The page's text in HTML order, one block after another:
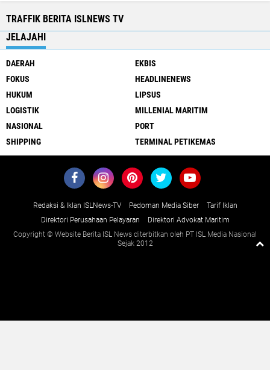
TRAFFIK BERITA ISLNEWS TV
JELAJAHI
DAERAH
EKBIS
FOKUS
HEADLINENEWS
HUKUM
LIPSUS
LOGISTIK
MILLENIAL MARITIM
NASIONAL
PORT
SHIPPING
TERMINAL PETIKEMAS
Redaksi & Iklan ISLNews-TV Pedoman Media Siber
Tarif Iklan
Direktori Perusahaan Pelayaran
Direktori Advokat Maritim
Copyright © Website Berita ISL News diterbitkan oleh PT ISL Media Nasional
Sejak 2012